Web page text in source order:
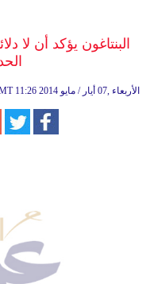
البنتاغون يؤكد أن
11:26 2014 الأربعاء ,07 أيار / مايو